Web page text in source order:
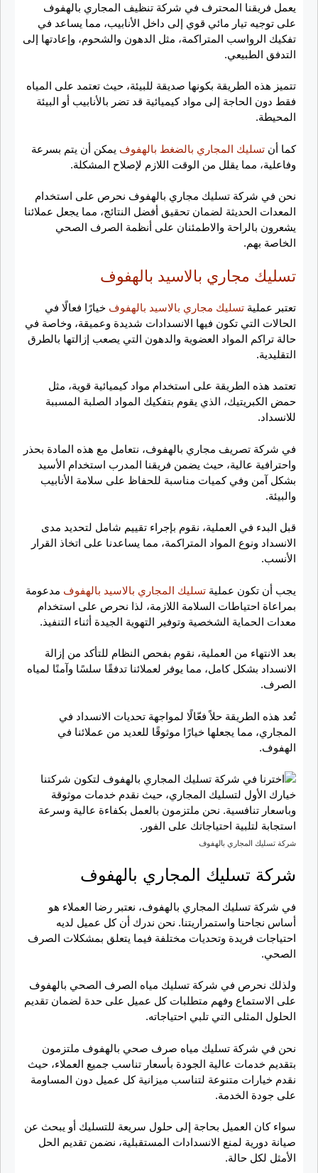
يعمل فريقنا المحترف في شركة تنظيف المجاري بالهفوف
على توجيه تيار مائي قوي إلى داخل الأنابيب، مما يساعد في
تفكيك الرواسب المتراكمة، مثل الدهون والشحوم، وإعادتها إلى
التدفق الطبيعي.
تتميز هذه الطريقة بكونها صديقة للبيئة، حيث تعتمد على المياه
فقط دون الحاجة إلى مواد كيميائية قد تضر بالأنابيب أو البيئة
المحيطة.
كما أن تسليك المجاري بالضغط بالهفوف يمكن أن يتم بسرعة
وفاعلية، مما يقلل من الوقت اللازم لإصلاح المشكلة.
نحن في شركة تسليك مجاري بالهفوف نحرص على استخدام
المعدات الحديثة لضمان تحقيق أفضل النتائج، مما يجعل عملائنا
يشعرون بالراحة والاطمئنان على أنظمة الصرف الصحي
الخاصة بهم.
تسليك مجاري بالاسيد بالهفوف
تعتبر عملية تسليك مجاري بالاسيد بالهفوف خيارًا فعالًا في
الحالات التي تكون فيها الانسدادات شديدة وعميقة، وخاصة في
حالة تراكم المواد العضوية والدهون التي يصعب إزالتها بالطرق
التقليدية.
تعتمد هذه الطريقة على استخدام مواد كيميائية قوية، مثل
حمض الكبريتيك، الذي يقوم بتفكيك المواد الصلبة المسببة
للانسداد.
في شركة تصريف مجاري بالهفوف، نتعامل مع هذه المادة بحذر
واحترافية عالية، حيث يضمن فريقنا المدرب استخدام الأسيد
بشكل آمن وفي كميات مناسبة للحفاظ على سلامة الأنابيب
والبيئة.
قبل البدء في العملية، نقوم بإجراء تقييم شامل لتحديد مدى
الانسداد ونوع المواد المتراكمة، مما يساعدنا على اتخاذ القرار
الأنسب.
يجب أن تكون عملية تسليك المجاري بالاسيد بالهفوف مدعومة
بمراعاة احتياطات السلامة اللازمة، لذا نحرص على استخدام
معدات الحماية الشخصية وتوفير التهوية الجيدة أثناء التنفيذ.
بعد الانتهاء من العملية، نقوم بفحص النظام للتأكد من إزالة
الانسداد بشكل كامل، مما يوفر لعملائنا تدفقًا سلسًا وآمنًا لمياه
الصرف.
تُعد هذه الطريقة حلاً فعّالًا لمواجهة تحديات الانسداد في
المجاري، مما يجعلها خيارًا موثوقًا للعديد من عملائنا في
الهفوف.
شركة تسليك المجاري بالهفوف
شركة تسليك المجاري بالهفوف
في شركة تسليك المجاري بالهفوف، نعتبر رضا العملاء هو
أساس نجاحنا واستمراريتنا. نحن ندرك أن كل عميل لديه
احتياجات فريدة وتحديات مختلفة فيما يتعلق بمشكلات الصرف
الصحي.
ولذلك نحرص في شركة تسليك مياه الصرف الصحي بالهفوف
على الاستماع وفهم متطلبات كل عميل على حدة لضمان تقديم
الحلول المثلى التي تلبي احتياجاته.
نحن في شركة تسليك مياه صرف صحي بالهفوف ملتزمون
بتقديم خدمات عالية الجودة بأسعار تناسب جميع العملاء، حيث
نقدم خيارات متنوعة لتناسب ميزانية كل عميل دون المساومة
على جودة الخدمة.
سواء كان العميل بحاجة إلى حلول سريعة للتسليك أو يبحث عن
صيانة دورية لمنع الانسدادات المستقبلية، نضمن تقديم الحل
الأمثل لكل حالة.